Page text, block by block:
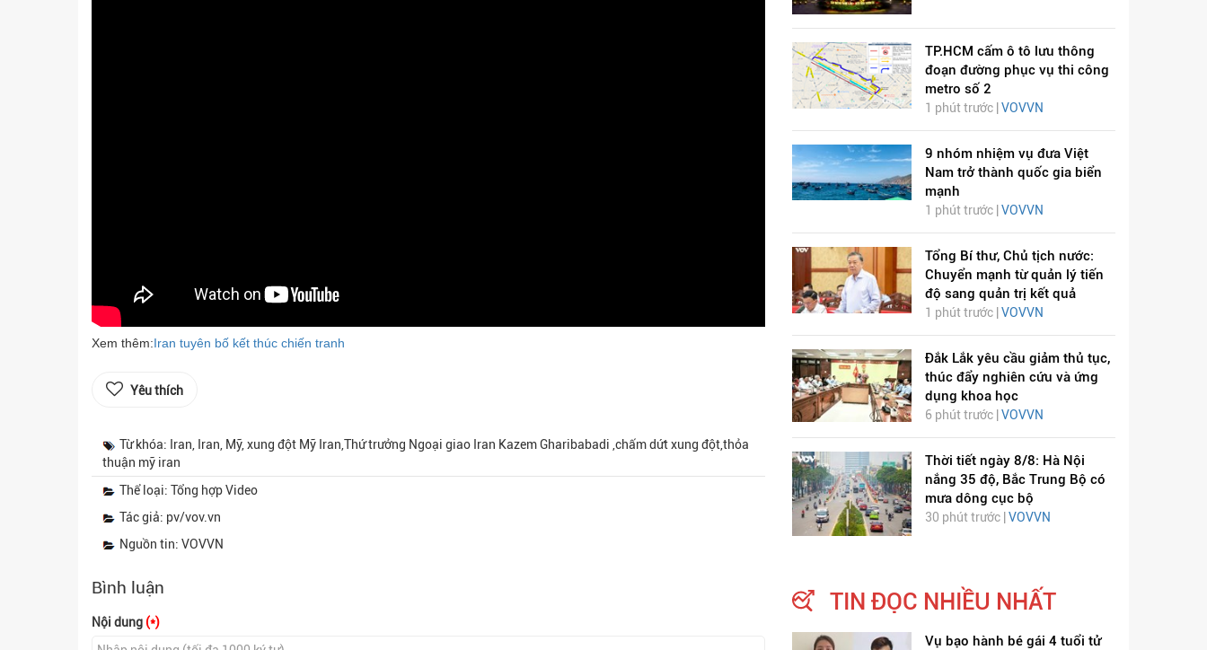
Xem thêm:Iran tuyên bố kết thúc chiến tranh
Yêu thích
Từ khóa: Iran, Iran, Mỹ, xung đột Mỹ Iran,Thứ trưởng Ngoại giao Iran Kazem Gharibabadi ,chấm dứt xung đột,thỏa
thuận mỹ iran
Thể loại: Tổng hợp Video
Tác giả: pv/vov.vn
Nguồn tin: VOVVN
Bình luận
Nội dung (*)
TP.HCM cấm ô tô lưu thông
đoạn đường phục vụ thi công
metro số 2
1 phút trước | VOVVN
9 nhóm nhiệm vụ đưa Việt
Nam trở thành quốc gia biển
mạnh
1 phút trước | VOVVN
Tổng Bí thư, Chủ tịch nước:
Chuyển mạnh từ quản lý tiến
độ sang quản trị kết quả
1 phút trước | VOVVN
Đắk Lắk yêu cầu giảm thủ tục,
thúc đẩy nghiên cứu và ứng
dụng khoa học
6 phút trước | VOVVN
Thời tiết ngày 8/8: Hà Nội
nắng 35 độ, Bắc Trung Bộ có
mưa dông cục bộ
30 phút trước | VOVVN
TIN ĐỌC NHIỀU NHẤT
Vụ bạo hành bé gái 4 tuổi tử